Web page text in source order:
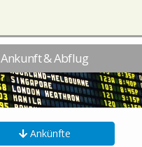
Ankunft & Abflug
Ankünfte